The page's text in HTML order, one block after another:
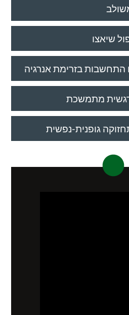
שיאצו
בזרימת אנרגיה
מתמשכת
גופנית-נפשית